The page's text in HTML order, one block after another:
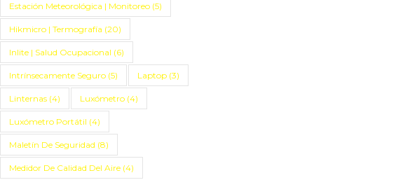
Estación Meteorológica | Monitoreo (5)
Hikmicro | Termografía (20)
Inlite | Salud Ocupacional (6)
Intrínsecamente Seguro (5) Laptop (3)
Linternas (4) Luxómetro (4)
Luxómetro Portátil (4)
Maletín De Seguridad (8)
Medidor De Calidad Del Aire (4)